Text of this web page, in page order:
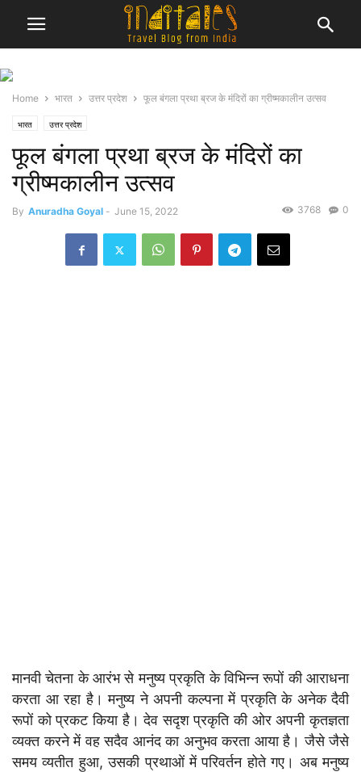
Home भारत उत्तर प्रदेश फूल बंगला प्रथा ब्रज के मंदिरों का ग्रीष्मकालीन उत्सव
भारत उत्तर प्रदेश
फूल बंगला प्रथा ब्रज के मंदिरों का
ग्रीष्मकालीन उत्सव
By Anuradha Goyal - June 15, 2022 0
3768
मानवी चेतना के आरंभ से मनुष्य प्रकृति के विभिन्न रूपों की आराधना
करता आ रहा है। मनुष्य ने अपनी कल्पना में प्रकृति के अनेक दैवी
रूपों को प्रकट किया है। देव सदृश प्रकृति की ओर अपनी कृतज्ञता
व्यक्त करने में वह सदैव आनंद का अनुभव करता आया है। जैसे जैसे
समय व्यतीत हुआ, उसकी प्रथाओं में परिवर्तन होते गए। अब मनुष्य